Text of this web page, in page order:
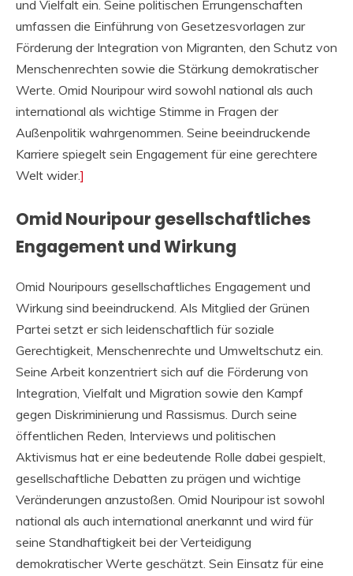
und Vielfalt ein. Seine politischen Errungenschaften
umfassen die Einführung von Gesetzesvorlagen zur
Förderung der Integration von Migranten, den Schutz von
Menschenrechten sowie die Stärkung demokratischer
Werte. Omid Nouripour wird sowohl national als auch
international als wichtige Stimme in Fragen der
Außenpolitik wahrgenommen. Seine beeindruckende
Karriere spiegelt sein Engagement für eine gerechtere
Welt wider.]
Omid Nouripour gesellschaftliches
Engagement und Wirkung
Omid Nouripours gesellschaftliches Engagement und
Wirkung sind beeindruckend. Als Mitglied der Grünen
Partei setzt er sich leidenschaftlich für soziale
Gerechtigkeit, Menschenrechte und Umweltschutz ein.
Seine Arbeit konzentriert sich auf die Förderung von
Integration, Vielfalt und Migration sowie den Kampf
gegen Diskriminierung und Rassismus. Durch seine
öffentlichen Reden, Interviews und politischen
Aktivismus hat er eine bedeutende Rolle dabei gespielt,
gesellschaftliche Debatten zu prägen und wichtige
Veränderungen anzustoßen. Omid Nouripour ist sowohl
national als auch international anerkannt und wird für
seine Standhaftigkeit bei der Verteidigung
demokratischer Werte geschätzt. Sein Einsatz für eine